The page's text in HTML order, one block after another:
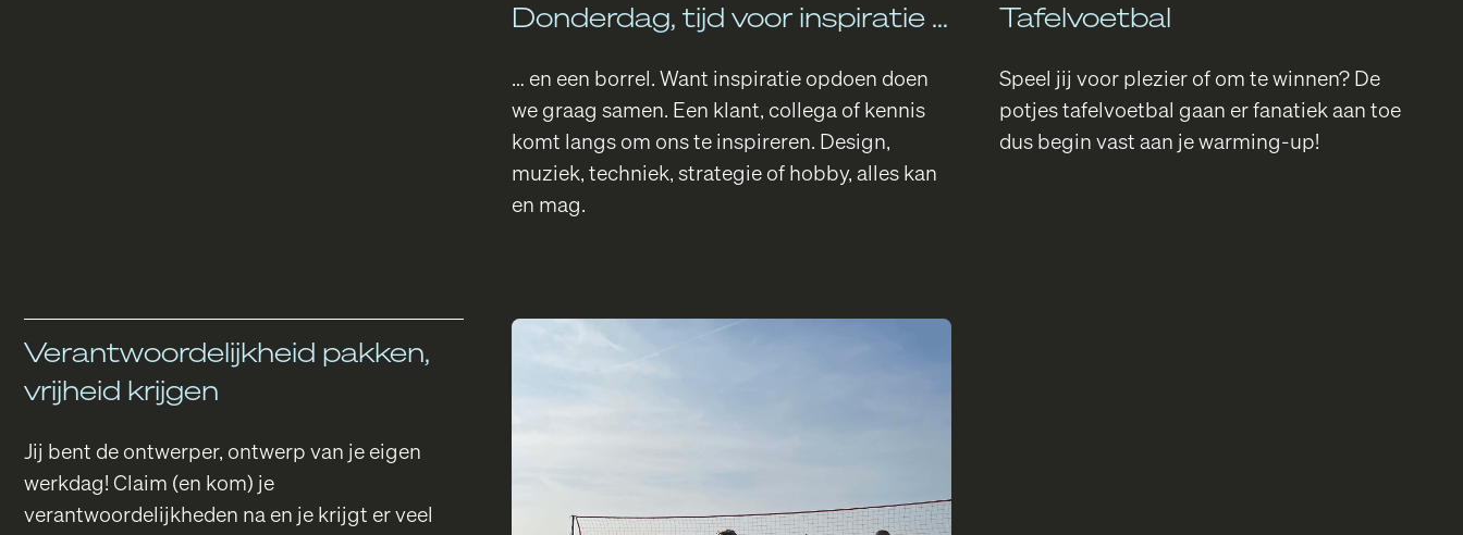
Donderdag, tijd voor inspiratie …
… en een borrel. Want inspiratie opdoen doen
we graag samen. Een klant, collega of kennis
komt langs om ons te inspireren. Design,
muziek, techniek, strategie of hobby, alles kan
en mag.
Tafelvoetbal
Speel jij voor plezier of om te winnen? De
potjes tafelvoetbal gaan er fanatiek aan toe
dus begin vast aan je warming-up!
Verantwoordelijkheid pakken,
vrijheid krijgen
Jij bent de ontwerper, ontwerp van je eigen
werkdag! Claim (en kom) je
verantwoordelijkheden na en je krijgt er veel